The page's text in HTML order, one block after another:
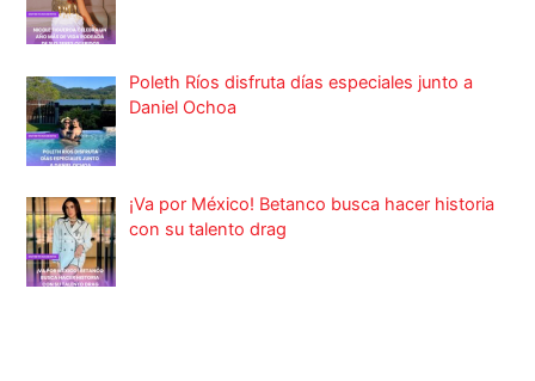
Poleth Ríos disfruta días especiales junto a
Daniel Ochoa
¡Va por México! Betanco busca hacer historia
con su talento drag